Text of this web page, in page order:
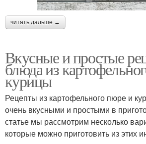
читать дальше →
Вкусные и простые
блюда из
курицы
Рецепты из картофельного пюре и
очень вкусными и простыми в
статье мы рассмотрим несколько
которые можно приготовить из этих